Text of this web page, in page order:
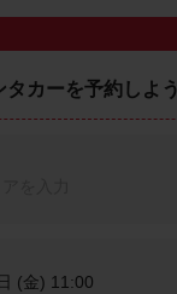
タカーを予約しよう
(金) 11:00